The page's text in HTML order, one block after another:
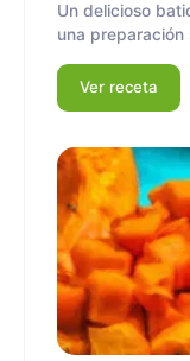
Un delicioso
una preparación
Ver receta